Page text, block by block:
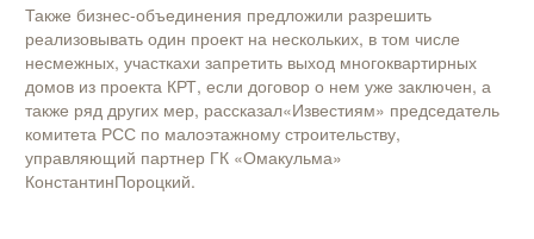
Также бизнес-объединения предложили разрешить
реализовывать один проект на нескольких, в том числе
несмежных, участкахи запретить выход многоквартирных
домов из проекта КРТ, если договор о нем уже заключен, а
также ряд других мер, рассказал«Известиям» председатель
комитета РСС по малоэтажному строительству,
управляющий партнер ГК «Омакульма»
КонстантинПороцкий.